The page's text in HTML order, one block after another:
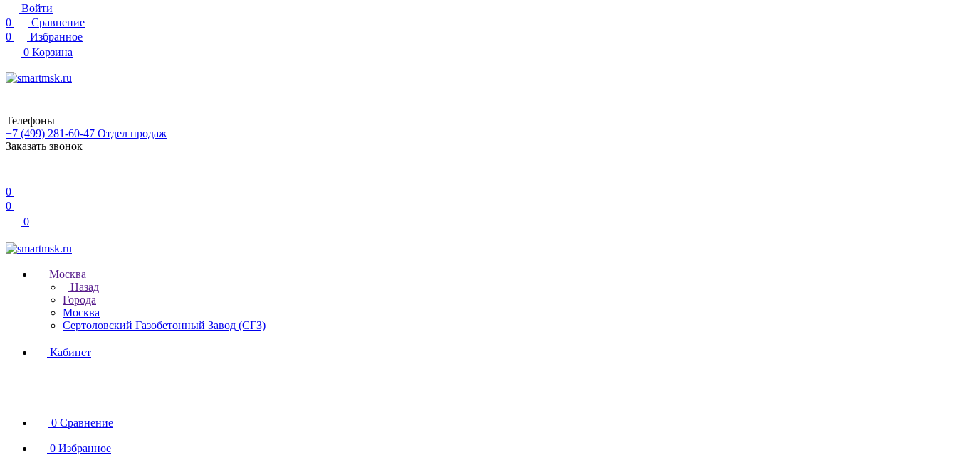
Войти
0
Сравнение
0
Избранное
0 Корзина
Телефоны
+7 (499) 281-60-47 Отдел продаж
Заказать звонок
0
0
0
Москва
Назад
Города
Москва
Сертоловский Газобетонный Завод (СГЗ)
Кабинет
0 Сравнение
0 Избранное